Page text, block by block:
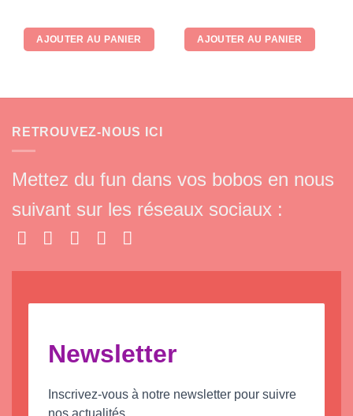
AJOUTER AU PANIER AJOUTER AU PANIER
RETROUVEZ-NOUS ICI
Mettez du fun dans vos bobos en nous
suivant sur les réseaux sociaux :